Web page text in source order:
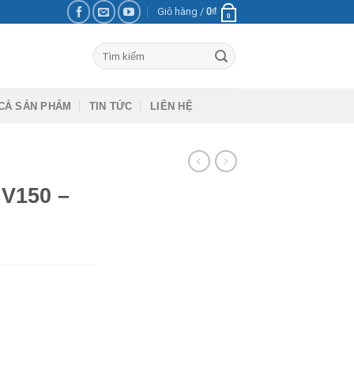
Giỏ hàng / 0₫ 0
Tìm
kiếm:
SẢN PHẨM TIN TỨC LIÊN HỆ
–